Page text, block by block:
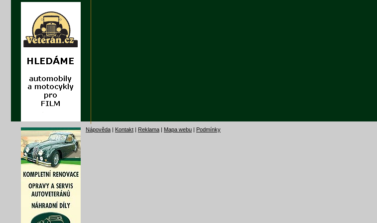
Nápověda | Kontakt | Reklama | Mapa webu | Podmínky